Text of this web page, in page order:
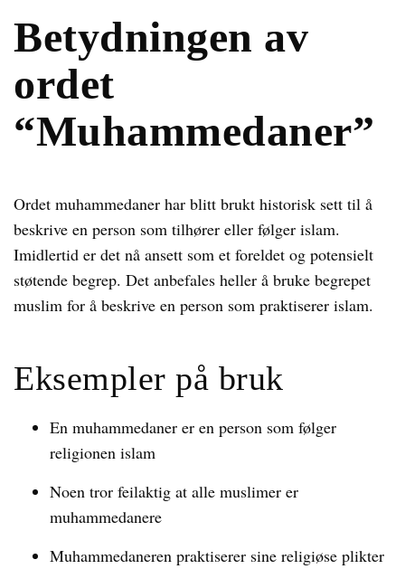
Betydningen av
ordet
“Muhammedaner”
Ordet muhammedaner har blitt brukt historisk sett til å
beskrive en person som tilhører eller følger islam.
Imidlertid er det nå ansett som et foreldet og potensielt
støtende begrep. Det anbefales heller å bruke begrepet
muslim for å beskrive en person som praktiserer islam.
Eksempler på bruk
En muhammedaner er en person som følger
religionen islam
Noen tror feilaktig at alle muslimer er
muhammedanere
Muhammedaneren praktiserer sine religiøse plikter